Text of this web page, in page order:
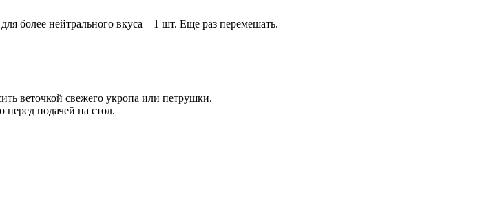
более нейтрального вкуса – 1 шт. Еще раз перемешать.
веточкой свежего укропа или петрушки.
перед подачей на стол.